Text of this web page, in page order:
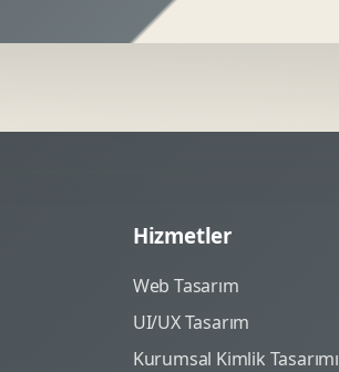
Hizmetler
Web Tasarım
UI/UX Tasarım
Kurumsal Kimlik Tasarımı